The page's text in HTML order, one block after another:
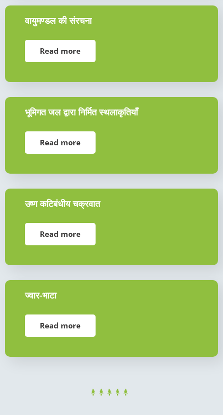
वायुमण्डल की संरचना
Read more
भूमिगत जल द्वारा निर्मित स्थलाकृतियाँ
Read more
उष्ण कटिबंधीय चक्रवात
Read more
ज्वार-भाटा
Read more